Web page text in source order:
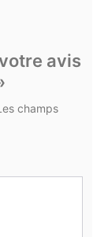
avis
champs